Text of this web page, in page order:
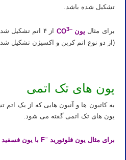
تشکیل شده باشد.
برای مثال یون–
CO3
از ۴ اتم
(از دو نوع اتم کربن و اکسیژن تشکیل
یون های تک اتمی
به کاتیون ها و آنیون هایی که از یک
یون های تک اتمی گفته می شود.
برای مثال یون فلوئورید–F با یون فسفید